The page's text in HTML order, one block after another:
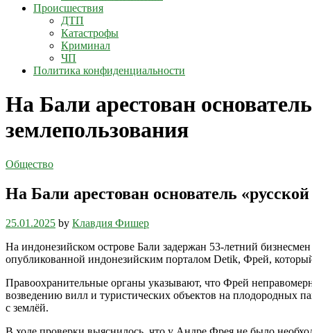
Происшествия
ДТП
Катастрофы
Криминал
ЧП
Политика конфиденциальности
На Бали арестован
землепользования
Общество
На Бали арестован основатель
25.01.2025 by Клавдия Фишер
На индонезийском острове Бали задержан 53-летний
опубликованной индонезийским порталом Detik, Фрей,
Правоохранительные органы указывают, что Фрей
возведению вилл и туристических объектов на плодородных
с землёй.